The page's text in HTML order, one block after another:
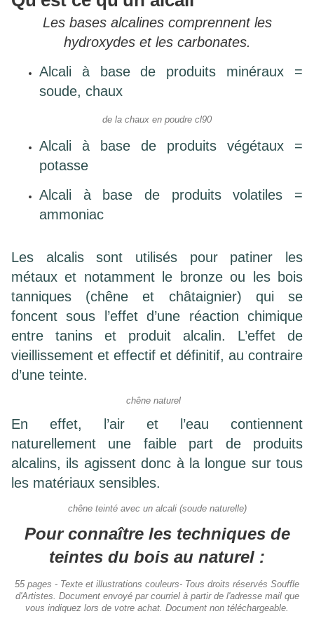
Les bases alcalines comprennent les
hydroxydes et les carbonates.
Alcali à base de produits minéraux =
soude, chaux
de la chaux en poudre cl90
Alcali à base de produits végétaux =
potasse
Alcali à base de produits volatiles =
ammoniac
Les alcalis sont utilisés pour patiner les
métaux et notamment le bronze ou les bois
tanniques (chêne et châtaignier) qui se
foncent sous l’effet d’une réaction chimique
entre tanins et produit alcalin. L’effet de
vieillissement et effectif et définitif, au contraire
d’une teinte.
chêne naturel
En effet, l’air et l’eau contiennent
naturellement une faible part de produits
alcalins, ils agissent donc à la longue sur tous
les matériaux sensibles.
chêne teinté avec un alcali (soude naturelle)
Pour connaître les techniques de
teintes du bois au naturel :
55 pages - Texte et illustrations couleurs- Tous droits réservés Souffle
d'Artistes. Document envoyé par courriel à partir de l'adresse mail que
vous indiquez lors de votre achat. Document non téléchargeable.